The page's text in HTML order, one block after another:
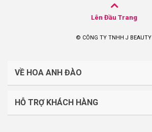
Lên Đầu Trang
© CÔNG TY TNHH J BEAUTY
VỀ HOA ANH ĐÀO
CÔNG TY TNHH J BEAUTY
HỖ TRỢ KHÁCH HÀNG